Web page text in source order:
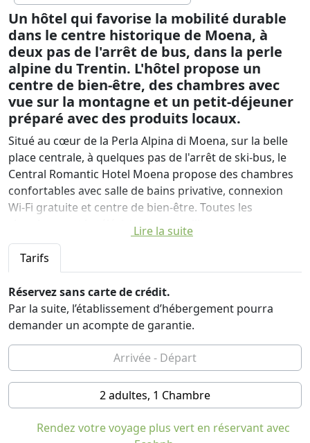
Un hôtel qui favorise la mobilité durable
dans le centre historique de Moena, à
deux pas de l'arrêt de bus, dans la perle
alpine du Trentin. L'hôtel propose un
centre de bien-être, des chambres avec
vue sur la montagne et un petit-déjeuner
préparé avec des produits locaux.
Situé au cœur de la Perla Alpina di Moena, sur la belle
place centrale, à quelques pas de l'arrêt de ski-bus, le
Central Romantic Hotel Moena propose des chambres
confortables avec salle de bains privative, connexion
Wi-Fi gratuite et centre de bien-être. Toutes les
chambres ont la télévision par satellite.
Le matin, vous pourrez déguster un copieux petit-
déjeuner buffet composé de gâteaux faits maison et
même de produits salés. Les desserts du petit-déjeuner
proviennent de notre pâtisserie (à 50 mètres de l'hôtel),
les autres produits (tels que le lait et le fromage) sont à
zéro km, auprès des fournisseurs du village et de la
vallée.
Le centre de bien-être, accessible sur réservation,
propose un sauna, des douches émotionnelles et un
bain turc.
Lire la suite
Tarifs
Réservez sans carte de crédit.
Par la suite, l’établissement d’hébergement pourra
demander un acompte de garantie.
2 adultes, 1 Chambre
Rendez votre voyage plus vert en réservant avec